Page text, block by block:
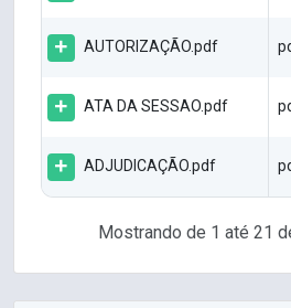
AUTORIZAÇÃO.pdf
ATA DA SESSAO.pdf
ADJUDICAÇÃO.pdf
Mostrando de 1 até 21